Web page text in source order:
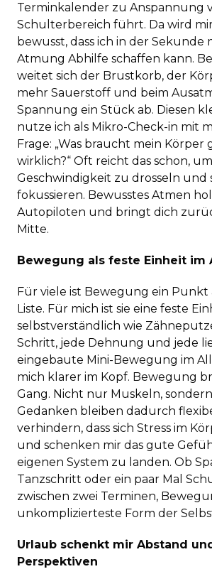
Terminkalender zu Anspannung
Schulterbereich führt. Da wird
bewusst, dass ich in der Sekunde
Atmung Abhilfe schaffen kann.
weitet sich der Brustkorb, der
mehr Sauerstoff und beim
Spannung ein Stück ab. Diesen
nutze ich als Mikro-Check-in mit
Frage: „Was braucht mein Körper
wirklich?“ Oft reicht das schon,
Geschwindigkeit zu drosseln und
fokussieren. Bewusstes Atmen
Autopiloten und bringt dich
Mitte.
Bewegung als feste Einheit im
Für viele ist Bewegung ein Punkt
Liste. Für mich ist sie eine feste
selbstverständlich wie
Schritt, jede Dehnung und jede
eingebaute Mini-Bewegung im
mich klarer im Kopf. Bewegung
Gang. Nicht nur Muskeln,
Gedanken bleiben dadurch
verhindern, dass sich Stress im
und schenken mir das gute
eigenen System zu landen. Ob
Tanzschritt oder ein paar Mal
zwischen zwei Terminen,
unkomplizierteste Form der
Urlaub schenkt mir Abstand
Perspektiven